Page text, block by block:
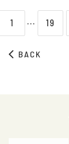
BACK
1 ⋯ 19